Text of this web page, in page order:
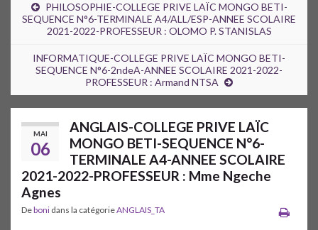
PHILOSOPHIE-COLLEGE PRIVE LAÏC MONGO BETI-
SEQUENCE N°6-TERMINALE A4/ALL/ESP-ANNEE SCOLAIRE
2021-2022-PROFESSEUR : OLOMO P. STANISLAS
INFORMATIQUE-COLLEGE PRIVE LAÏC MONGO BETI-
SEQUENCE N°6-2ndeA-ANNEE SCOLAIRE 2021-2022-
PROFESSEUR : Armand NTSA
MAI
06
ANGLAIS-COLLEGE PRIVE LAÏC
MONGO BETI-SEQUENCE N°6-
TERMINALE A4-ANNEE SCOLAIRE
2021-2022-PROFESSEUR : Mme Ngeche
Agnes
Deboni dans la catégorieANGLAIS_TA